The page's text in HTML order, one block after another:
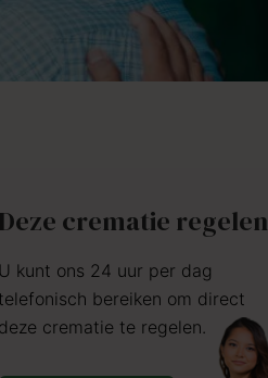
crematie regelen
kunt ons 24 uur per dag
bereiken om direct
crematie te regelen.